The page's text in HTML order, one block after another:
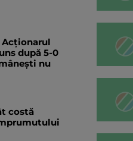
Acționarul
după 5-0
nu
costă